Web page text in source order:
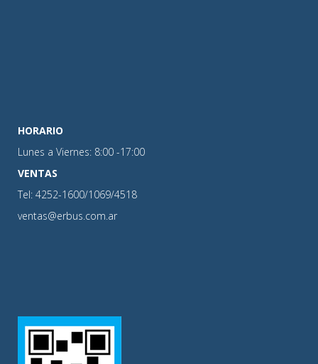
HORARIO
Lunes a Viernes: 8:00 -17:00
VENTAS
Tel: 4252-1600/1069/4518
ventas@erbus.com.ar